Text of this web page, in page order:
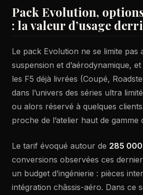
Pack Evolution,
: la valeur d’usage
Le pack Evolution ne se limite
suspension et d’aérodynamique,
les F5 déjà livrées (Coupé,
dans l’univers des séries ultra
ou alors réservé à quelques
proche de l’atelier haut de
Le tarif évoqué autour de 285
conversions observées ces
un budget d’ingénierie : pièces
intégration châssis-aéro. Dans ce